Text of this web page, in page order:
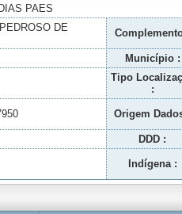
PAES
DE
Município :
Tipo
:
Origem
DDD :
Indígena :